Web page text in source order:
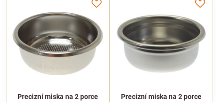
Precizní miska na 2 porce
Precizní miska na 2 porce